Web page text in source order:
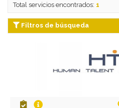
Total servicios encontrados: 1
Filtros de búsqueda